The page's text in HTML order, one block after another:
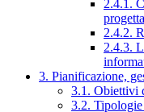
2.4.1.
2.4.2.
2.4.3.
3. Pianificazione,
3.1. Obiettivi
3.2.